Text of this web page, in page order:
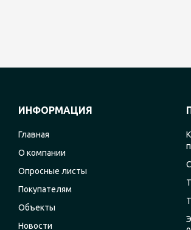
ИНФОРМАЦИЯ
Главная
О компании
Опросные листы
Покупателям
Объекты
Новости